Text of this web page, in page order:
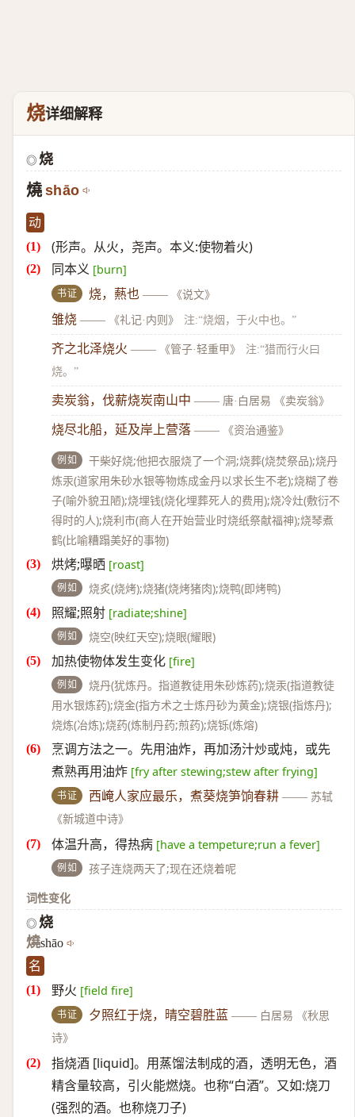
烧详细解释
◎ 烧
燒 shāo
动
(形声。从火，尧声。本义:使物着火)
同本义 [burn]
书证 烧，爇也 —— 《说文》
雏烧 —— 《礼记·内则》 注:“烧烟，于火中也。”
齐之北泽烧火 —— 《管子·轻重甲》
注:“猎而行火曰
烧。”
卖炭翁，伐薪烧炭南山中 —— 唐·白居易 《卖炭翁》
烧尽北船，延及岸上营落 —— 《资治通鉴》
例如
干柴好烧;他把衣服烧了一个洞;烧葬(烧焚祭品);烧丹
炼汞(道家用朱砂水银等物炼成金丹以求长生不老);烧糊了卷
子(喻外貌丑陋);烧埋钱(烧化埋葬死人的费用);烧冷灶(敷衍不
得时的人);烧利市(商人在开始营业时烧纸祭献福神);烧琴煮
鹤(比喻糟蹋美好的事物)
烘烤;曝晒 [roast]
例如 烧炙(烧烤);烧猪(烧烤猪肉);烧鸭(即烤鸭)
照耀;照射 [radiate;shine]
例如 烧空(映红天空);烧眼(耀眼)
加热使物体发生变化 [fire]
例如
烧丹(犹炼丹。指道教徒用朱砂炼药);烧汞(指道教徒
用水银炼药);烧金(指方术之士炼丹砂为黄金);烧银(指炼丹);
烧炼(冶炼);烧药(炼制丹药;煎药);烧铄(炼熔)
烹调方法之一。先用油炸，再加汤汁炒或炖，或先
煮熟再用油炸 [fry after stewing;stew after frying]
书证 西崦人家应最乐，煮葵烧笋饷春耕 —— 苏轼
《新城道中诗》
体温升高，得热病 [have a tempeture;run a fever]
例如
孩子连烧两天了;现在还烧着呢
词性变化
◎ 烧
燒shāo
名
野火 [field fire]
书证 夕照红于烧，晴空碧胜蓝 —— 白居易 《秋思
诗》
指烧酒 [liquid]。用蒸馏法制成的酒，透明无色，酒
精含量较高，引火能燃烧。也称“白酒”。又如:烧刀
(强烈的酒。也称烧刀子)